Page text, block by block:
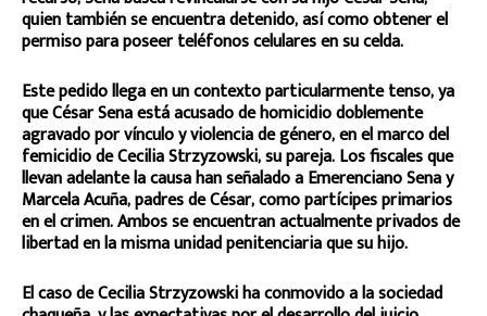
quien también se encuentra detenido, así como obtener el
permiso para poseer teléfonos celulares en su celda.
Este pedido llega en un contexto particularmente tenso, ya
que César Sena está acusado de homicidio doblemente
agravado por vínculo y violencia de género, en el marco del
femicidio de Cecilia Strzyzowski, su pareja. Los fiscales que
llevan adelante la causa han señalado a Emerenciano Sena y
Marcela Acuña, padres de César, como partícipes primarios
en el crimen. Ambos se encuentran actualmente privados de
libertad en la misma unidad penitenciaria que su hijo.
El caso de Cecilia Strzyzowski ha conmovido a la sociedad